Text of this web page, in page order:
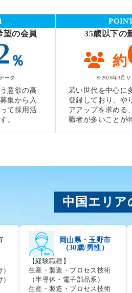
望の会員
％
ータ
意欲の高
集から入
て採用活
。
35歳以下の
約
※2026年3月サ
若い世代を中心に
登録しており、や
アアップを求める
職者が多いことが
中国エリア
岡山県・玉野市
（30歳/男性）
【経験職種】
生産・製造・プロセス技術
（半導体・電子部品系）
生産・製造・プロセス技術